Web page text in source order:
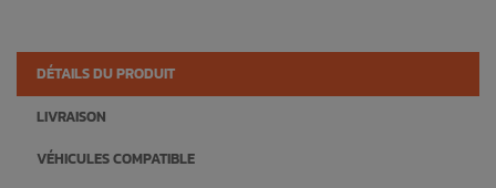
DÉTAILS DU PRODUIT
LIVRAISON
VÉHICULES COMPATIBLE